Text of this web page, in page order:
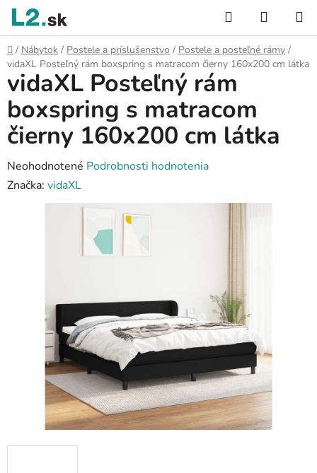
Prejsť
obsah
Hľadať
KOŠÍK
Domov
/ Nábytok / Postele a príslušenstvo / Postele a posteľné rámy /
vidaXL Posteľný rám boxspring s matracom čierny 160x200 cm látka
vidaXL Posteľný rám
boxspring s matracom
čierny 160x200 cm látka
Priemerné
hodnotenie
produktu
Neohodnotené Podrobnosti hodnotenia
Značka: vidaXL